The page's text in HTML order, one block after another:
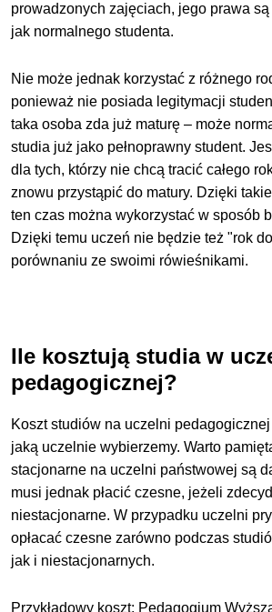
prowadzonych zajęciach, jego prawa
jak normalnego studenta.
Nie może jednak korzystać z różnego
ponieważ nie posiada legitymacji
taka osoba zda już maturę – może
studia już jako pełnoprawny student.
dla tych, którzy nie chcą tracić całego
znowu przystąpić do matury. Dzięki
ten czas można wykorzystać w sposób
Dzięki temu uczeń nie będzie też "rok
porównaniu ze swoimi rówieśnikami.
Ile kosztują studia w
pedagogicznej?
Koszt studiów na uczelni
jaką uczelnie wybierzemy. Warto
stacjonarne na uczelni państwowej są
musi jednak płacić czesne, jeżeli
niestacjonarne. W przypadku uczelni
opłacać czesne zarówno podczas
jak i niestacjonarnych.
Przykładowy koszt: Pedagogium